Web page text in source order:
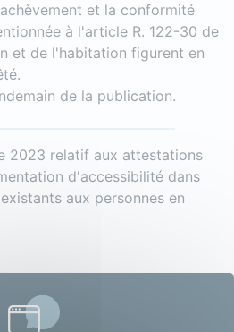
et la conformité
à l'article R. 122-30 de
et de l'habitation figurent en
de la publication.
2023 relatif aux attestations
d'accessibilité dans
aux personnes en